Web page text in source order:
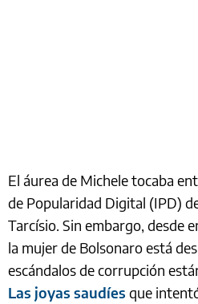
El áurea de Michele tocaba
de Popularidad Digital (IPD)
Tarcísio. Sin embargo, desde
la mujer de Bolsonaro está
escándalos de corrupción
Las joyas saudíes que